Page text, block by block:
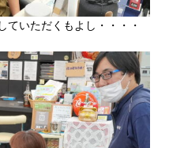
ていただくもよし・・・・